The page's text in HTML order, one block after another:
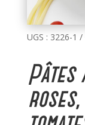
UGS : 3226-1
Pâtes